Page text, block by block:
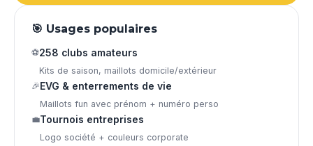
🎯 Usages populaires
⚽258 clubs amateurs
Kits de saison, maillots domicile/extérieur
🎉 EVG & enterrements de vie
Maillots fun avec prénom + numéro perso
💼Tournois entreprises
Logo société + couleurs corporate